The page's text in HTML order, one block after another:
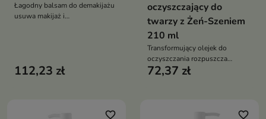
Łagodny balsam do demakijażu
usuwa makijaż i
jojoba, arganowym, z pestek
112,23 zł
oczyszczający do
twarzy z Żeń-Szeniem
210 ml
Transformujący olejek do
oczyszczania rozpuszcza
makijaż i zanieczyszczenia, a po
fermentami roślinnymi, olejem z
72,37 zł
favorite_border favorite_border